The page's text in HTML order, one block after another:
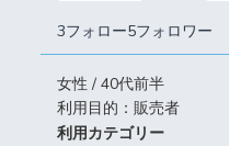
3フォロー5フォロワー
女性 / 40代前半
利用目的：販売者
利用カテゴリー